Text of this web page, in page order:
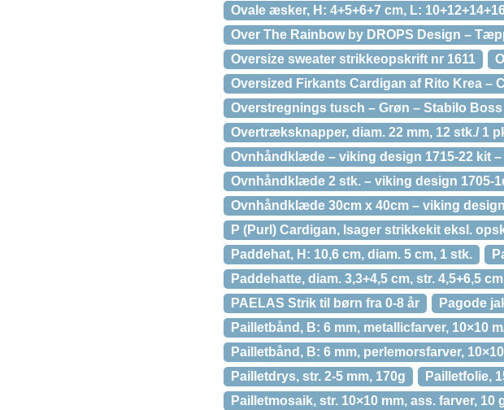
Ovale æsker, H: 4+5+6+7 cm, L:
Over The Rainbow by DROPS Design –
Oversize sweater strikkeopskrift nr 1611
Oversized Firkants Cardigan af Rito Krea –
Overstregnings tusch – Grøn – Stabilo Boss
Overtræksknapper, diam. 22 mm, 12 stk./ 1
Ovnhåndklæde – viking design 1715-22 kit
Ovnhåndklæde 2 stk. – viking design 1705-
Ovnhåndklæde 30cm x 40cm – viking
P (Purl) Cardigan, Isager strikkekit eksl.
Paddehat, H: 10,6 cm, diam. 5 cm, 1 stk.
Paddehatte, diam. 3,3+4,5 cm, str. 4,5+6,5
PAELAS Strik til børn fra 0-8 år
Pagode
Pailletbånd, B: 6 mm, metallicfarver, 10×10
Pailletbånd, B: 6 mm, perlemorsfarver,
Pailletdrys, str. 2-5 mm, 170g
Pailletfolie,
Pailletmosaik, str. 10×10 mm, ass. farver, 10